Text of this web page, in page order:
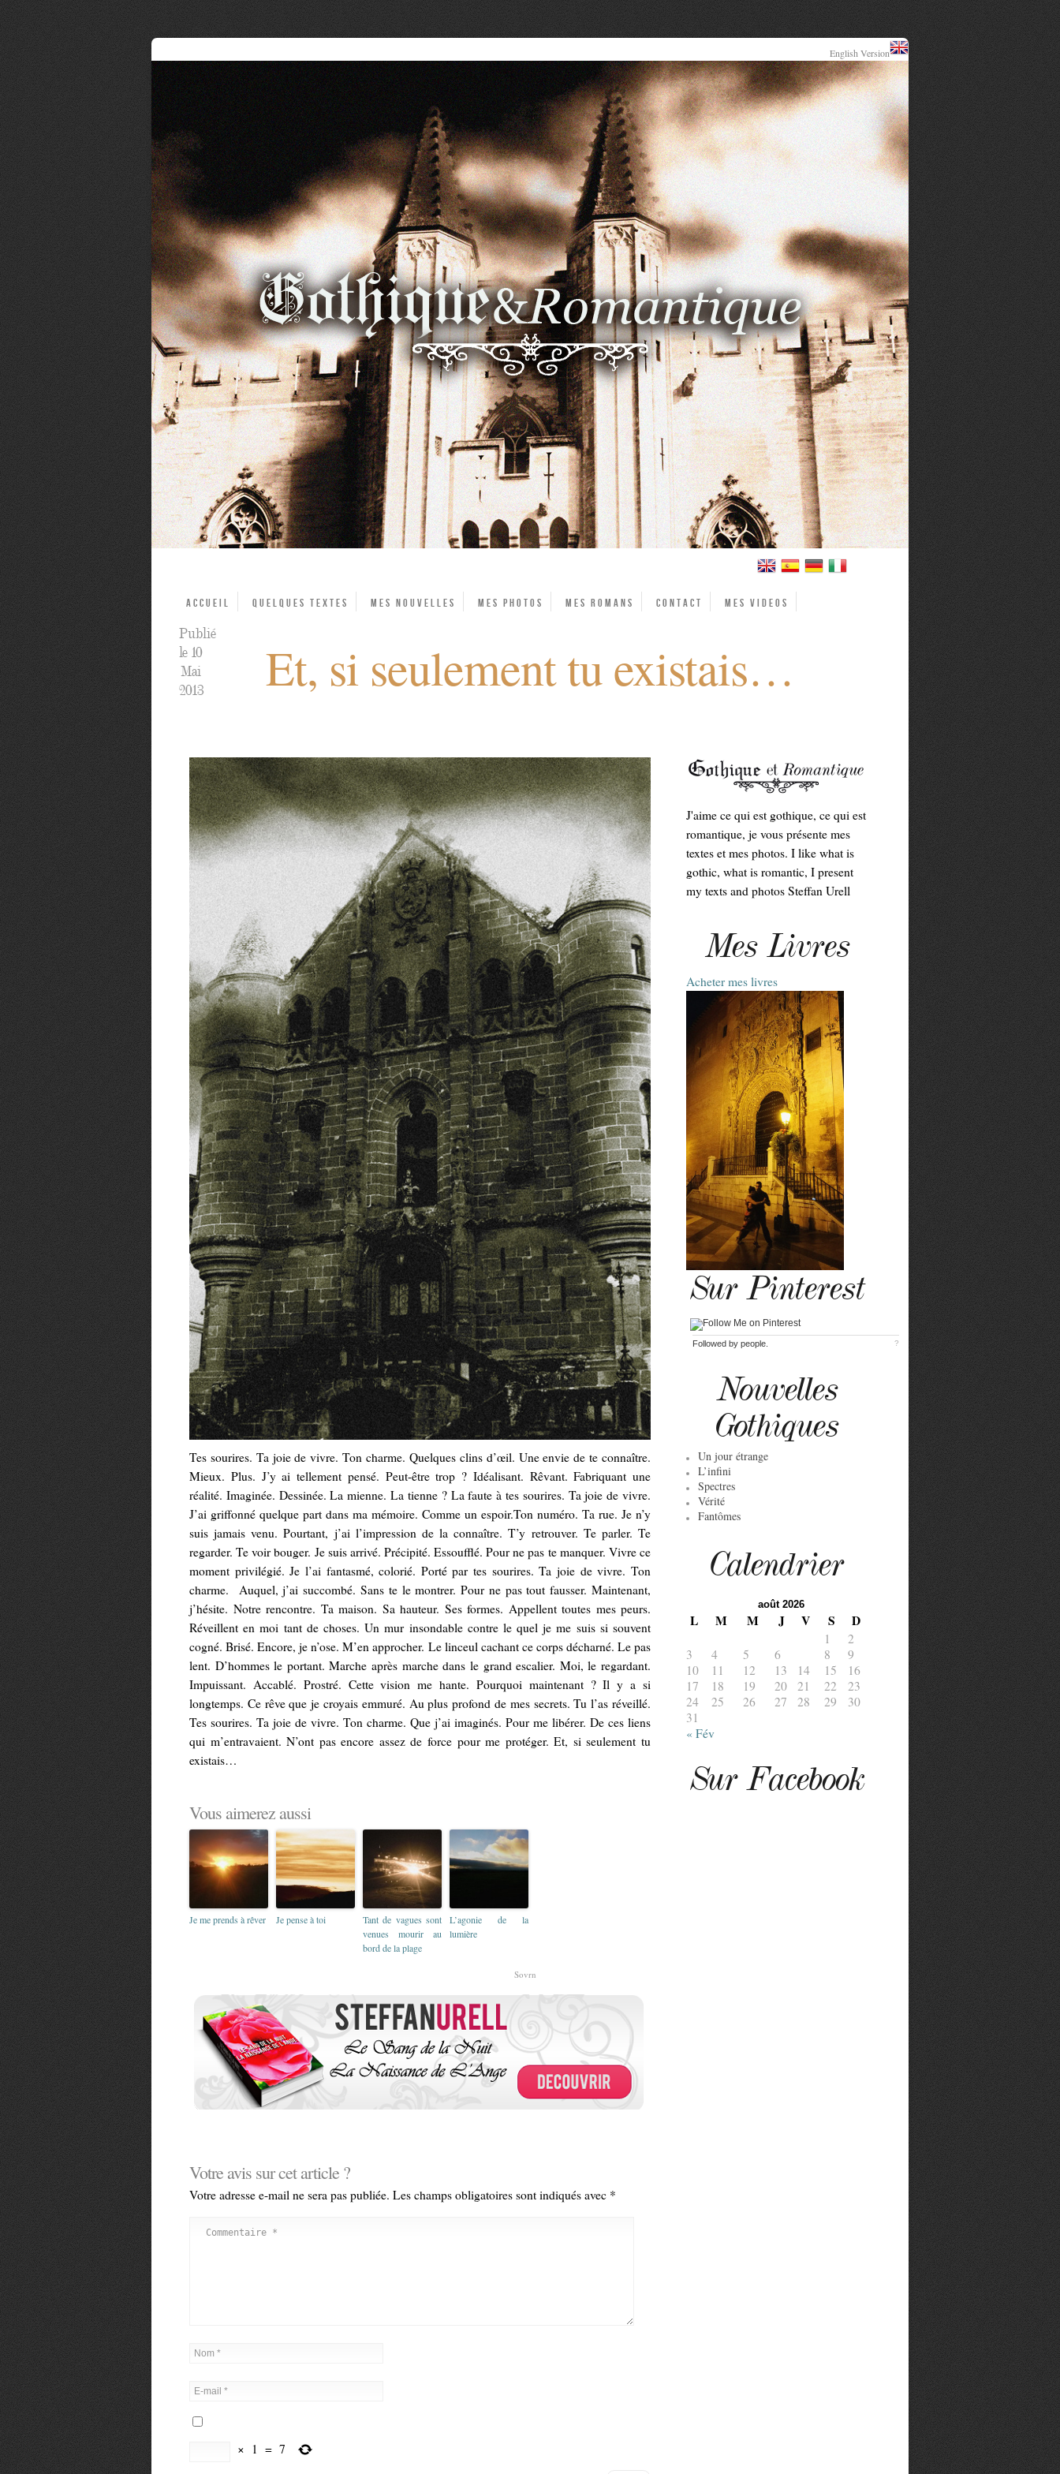
English Version
Accueil Quelques textes Mes Nouvelles Mes photos Mes Romans Contact Mes videos
Et, si seulement tu existais…
Publié
le 10
Mai
2013
Tes sourires. Ta joie de vivre. Ton charme. Quelques clins d’œil. Une envie de te connaître.
Mieux. Plus. J’y ai tellement pensé. Peut-être trop ? Idéalisant. Rêvant. Fabriquant une
réalité. Imaginée. Dessinée. La mienne. La tienne ? La faute à tes sourires. Ta joie de vivre.
J’ai griffonné quelque part dans ma mémoire. Comme un espoir.Ton numéro. Ta rue. Je n’y
suis jamais venu. Pourtant, j’ai l’impression de la connaître. T’y retrouver. Te parler. Te
regarder. Te voir bouger. Je suis arrivé. Précipité. Essoufflé. Pour ne pas te manquer. Vivre ce
moment privilégié. Je l’ai fantasmé, colorié. Porté par tes sourires. Ta joie de vivre. Ton
charme. Auquel, j’ai succombé. Sans te le montrer. Pour ne pas tout fausser. Maintenant,
j’hésite. Notre rencontre. Ta maison. Sa hauteur. Ses formes. Appellent toutes mes peurs.
Réveillent en moi tant de choses. Un mur insondable contre le quel je me suis si souvent
cogné. Brisé. Encore, je n’ose. M’en approcher. Le linceul cachant ce corps décharné. Le pas
lent. D’hommes le portant. Marche après marche dans le grand escalier. Moi, le regardant.
Impuissant. Accablé. Prostré. Cette vision me hante. Pourquoi maintenant ? Il y a si
longtemps. Ce rêve que je croyais emmuré. Au plus profond de mes secrets. Tu l’as réveillé.
Tes sourires. Ta joie de vivre. Ton charme. Que j’ai imaginés. Pour me libérer. De ces liens
qui m’entravaient. N’ont pas encore assez de force pour me protéger. Et, si seulement tu
existais…
Vous aimerez aussi
Je me prends à rêver Je pense à toi
Tant de vagues sont
venues mourir au
bord de la plage
L’agonie de la
lumière
Sovrn
Votre avis sur cet article ?
Votre adresse e-mail ne sera pas publiée. Les champs obligatoires sont indiqués avec *
× 1 = 7
J'aime ce qui est gothique, ce qui est
romantique, je vous présente mes
textes et mes photos. I like what is
gothic, what is romantic, I present
my texts and photos Steffan Urell
Mes Livres
Acheter mes livres
Sur Pinterest
Followed by people. ?
Nouvelles
Gothiques
Un jour étrange
L’infini
Spectres
Vérité
Fantômes
Calendrier
août 2026
L M M J V S D
1
2
3
4 5 6 8
9
10
11 12 13 14 15
16
17
18 19 20 21 22
23
24
25 26 27 28 29
30
31
« Fév
Sur Facebook